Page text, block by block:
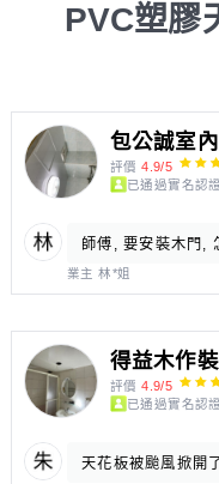
PVC塑膠
包公誠室
評價4.9/5
已通過實名認證
師傅, 要安裝木門,
業主 林*姐
得益木作
評價4.9/5
已通過實名認證